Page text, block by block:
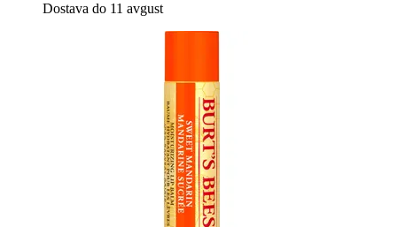
Dostava do 11 avgust